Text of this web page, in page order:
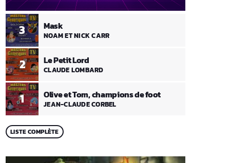
1 Olive et Tom, champions de foot
JEAN-CLAUDE CORBEL
2 Le Petit Lord
CLAUDE LOMBARD
3 Mask
NOAM ET NICK CARR
LISTE COMPLÈTE